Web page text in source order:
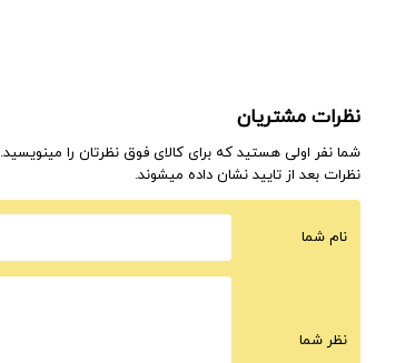
نظرات مشتریان
شما نفر اولی هستید که برای کالای فوق نظرتان را مینویسید.
نظرات بعد از تایید نشان داده میشوند.
نام شما
نظر شما